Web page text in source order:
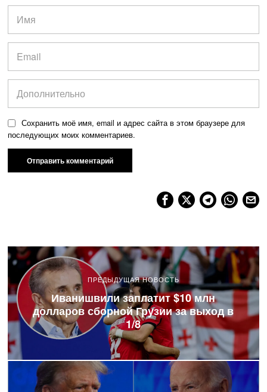
Сохранить моё имя, email и адрес сайта в этом браузере для
последующих моих комментариев.
ПРЕДЫДУЩАЯ НОВОСТЬ
Иванишвили заплатит $10 млн
долларов сборной Грузии за выход в
1/8